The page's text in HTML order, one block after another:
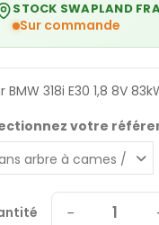
STOCK SWAPLAND
Sur commande
BMW 318i E30 1,8 8V
votre
−